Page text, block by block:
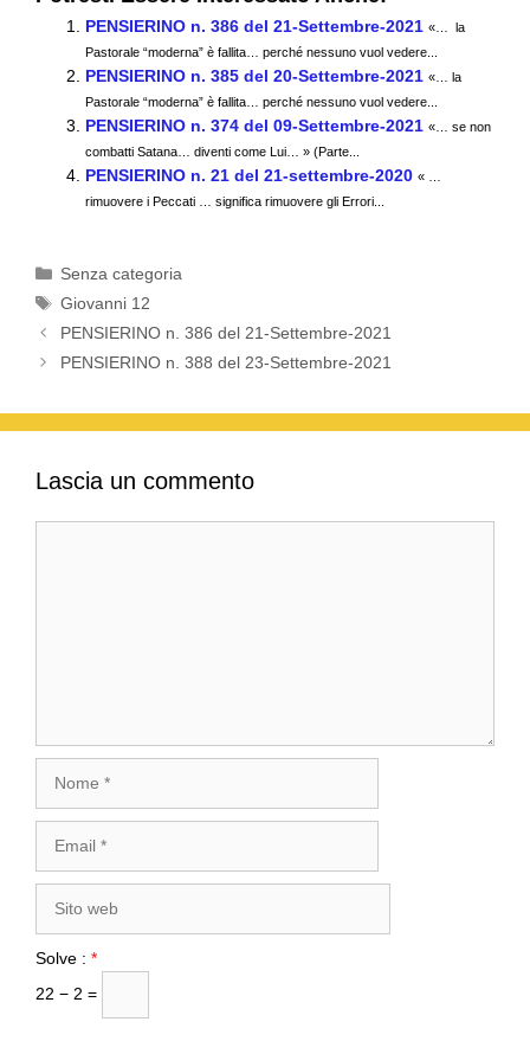
c
e
b
o
o
k
tt
er
ail at
s
A
p
p
e
gr
a
m
n
di
vi
di
PENSIERINO n. 386 del 21-Settembre-2021 «… la
Pastorale “moderna” è fallita… perché nessuno vuol vedere...
PENSIERINO n. 385 del 20-Settembre-2021 «… la
Pastorale “moderna” è fallita… perché nessuno vuol vedere...
PENSIERINO n. 374 del 09-Settembre-2021 «… se non
combatti Satana… diventi come Lui… » (Parte...
PENSIERINO n. 21 del 21-settembre-2020 « …
rimuovere i Peccati … significa rimuovere gli Errori...
Categorie
Senza categoria
Tag
Giovanni 12
PENSIERINO n. 386 del 21-Settembre-2021
PENSIERINO n. 388 del 23-Settembre-2021
Lascia un commento
web
Solve : *
22 − 2 =